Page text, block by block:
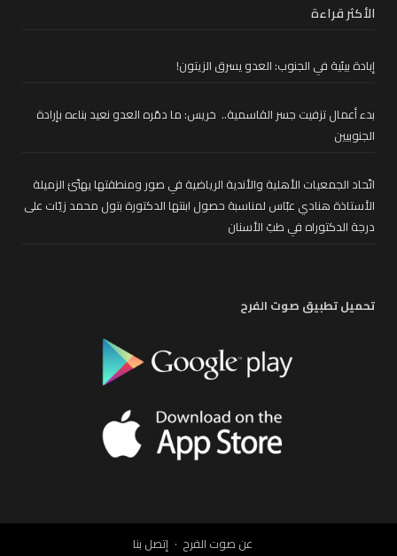
الأكثر قراءة
إبادة بيئية في الجنوب: العدو يسرق الزيتون!
بدء أعمال تزفيت جسر القاسمية.. خريس: ما دمّره العدو نعيد بناءه بإرادة
الجنوبيين
اتّحاد الجمعيات الأهلية والأندية الرياضية في صور ومنطقتها يهنّئ الزميلة
الأستاذة هنادي عبّاس لمناسبة حصول ابنتها الدكتورة بتول محمد زيّات على
درجة الدكتوراه في طبّ الأسنان
تحميل تطبيق صوت الفرح
عن صوت الفرح إتصل بنا